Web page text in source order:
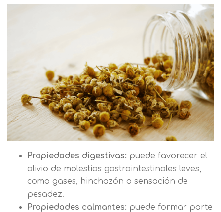
Propiedades digestivas: puede favorecer el
alivio de molestias gastrointestinales leves,
como gases, hinchazón o sensación de
pesadez.
Propiedades calmantes: puede formar parte